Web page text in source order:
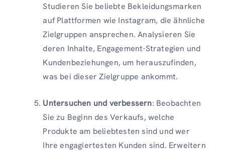
Studieren Sie beliebte Bekleidungsmarken
auf Plattformen wie Instagram, die ähnliche
Zielgruppen ansprechen. Analysieren Sie
deren Inhalte, Engagement-Strategien und
Kundenbeziehungen, um herauszufinden,
was bei dieser Zielgruppe ankommt.
Untersuchen und verbessern: Beobachten
Sie zu Beginn des Verkaufs, welche
Produkte am beliebtesten sind und wer
Ihre engagiertesten Kunden sind. Erweitern